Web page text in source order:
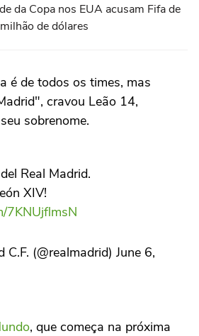
da Copa nos EUA acusam Fifa de
de dólares
é de todos os times, mas
cravou Leão 14,
sobrenome.
Real Madrid.
XIV!
7KNUjflmsN
(@realmadrid) June 6,
, que começa na próxima